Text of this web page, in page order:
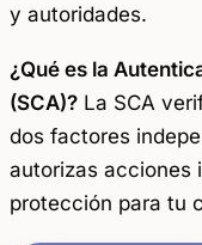
y autoridades.
¿Qué es la
(SCA)? La SCA
dos factores
autorizas acciones
protección para tu